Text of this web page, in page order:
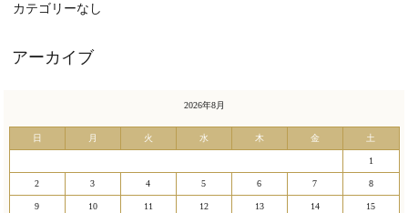
カテゴリーなし
2026年8月
日 月 火 水 木 金 土
1
2 3 4 5 6 7 8
9 10 11 12 13 14 15